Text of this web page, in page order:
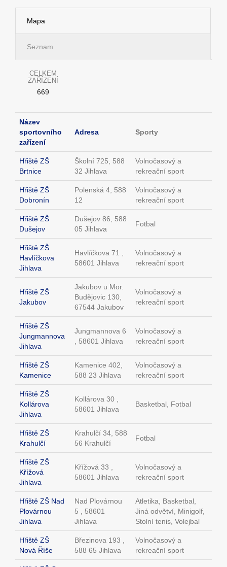
Mapa
Seznam
CELKEM
ZAŘÍZENÍ
669
Název
sportovního
zařízení
Adresa Sporty
Hřiště ZŠ
Brtnice
Školní 725, 588
32 Jihlava
Volnočasový a
rekreační sport
Hřiště ZŠ
Dobronín
Polenská 4, 588
12
Volnočasový a
rekreační sport
Hřiště ZŠ
Dušejov
Dušejov 86, 588
05 Jihlava
Fotbal
Hřiště ZŠ
Havlíčkova
Jihlava
Havlíčkova 71 ,
58601 Jihlava
Volnočasový a
rekreační sport
Hřiště ZŠ
Jakubov
Jakubov u Mor.
Budějovic 130,
67544 Jakubov
Volnočasový a
rekreační sport
Hřiště ZŠ
Jungmannova
Jihlava
Jungmannova 6
, 58601 Jihlava
Volnočasový a
rekreační sport
Hřiště ZŠ
Kamenice
Kamenice 402,
588 23 Jihlava
Volnočasový a
rekreační sport
Hřiště ZŠ
Kollárova
Jihlava
Kollárova 30 ,
58601 Jihlava
Basketbal, Fotbal
Hřiště ZŠ
Krahulčí
Krahulčí 34, 588
56 Krahulčí
Fotbal
Hřiště ZŠ
Křížová
Jihlava
Křížová 33 ,
58601 Jihlava
Volnočasový a
rekreační sport
Hřiště ZŠ Nad
Plovárnou
Jihlava
Nad Plovárnou
5 , 58601
Jihlava
Atletika, Basketbal,
Jiná odvětví, Minigolf,
Stolní tenis, Volejbal
Hřiště ZŠ
Nová Říše
Březinova 193 ,
588 65 Jihlava
Volnočasový a
rekreační sport